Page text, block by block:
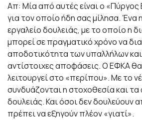
Απ: Μία από αυτές είναι ο «Πύργος
για τον οποίο ήδη σας μίλησα. Ένα
εργαλείο δουλειάς, με το οποίο η
μπορεί σε πραγματικό χρόνο να
αποδοτικότητα των υπαλλήλων και
αντίστοιχες αποφάσεις. Ο ΕΦΚΑ
λειτουργεί στο «περίπου». Με το
συνδυάζονται η στοχοθεσία και
δουλειάς. Και όσοι δεν δουλεύουν
πρέπει να εξηγούν πλέον «γιατί».